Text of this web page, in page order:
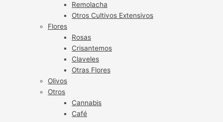
Remolacha
Otros Cultivos Extensivos
Flores
Rosas
Crisantemos
Claveles
Otras Flores
Olivos
Otros
Cannabis
Café